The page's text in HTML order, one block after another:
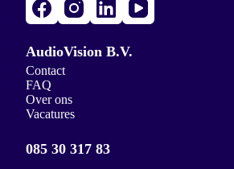
AudioVision B.V.
Contact
FAQ
Over ons
Vacatures
085 30 317 83